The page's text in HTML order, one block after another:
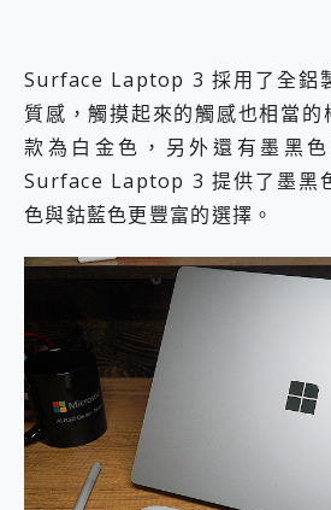
Surface Laptop 3 採用了全鋁
質感，觸摸起來的觸感也相當
款為白金色，另外還有墨黑
Surface Laptop 3 提供了墨黑
色與鈷藍色更豐富的選擇。